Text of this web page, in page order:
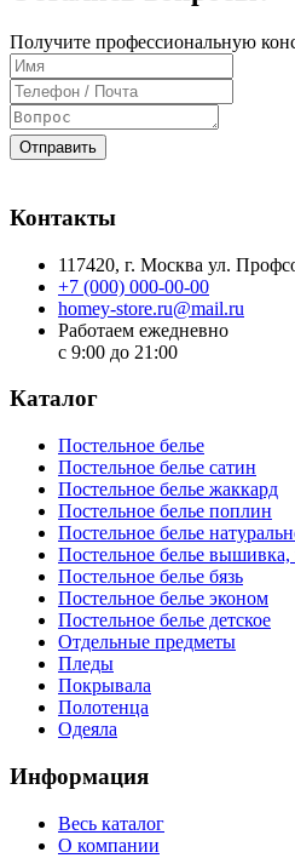
Получите профессиональную
Отправить
Контакты
117420, г. Москва ул.
+7 (000) 000-00-00
homey-store.ru@mail.ru
Работаем ежедневно
с 9:00 до 21:00
Каталог
Постельное белье
Постельное белье сатин
Постельное белье жаккард
Постельное белье поплин
Постельное белье
Постельное белье
Постельное белье бязь
Постельное белье эконом
Постельное белье детское
Отдельные предметы
Пледы
Покрывала
Полотенца
Одеяла
Информация
Весь каталог
О компании